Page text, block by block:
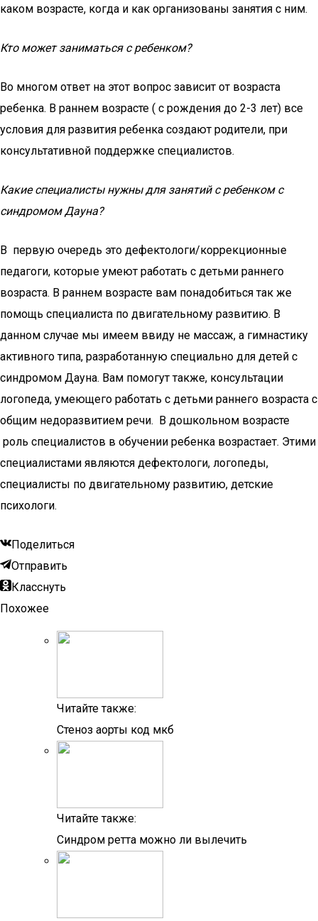
каком возрасте, когда и как организованы занятия с ним.
Кто может заниматься с ребенком?
Во многом ответ на этот вопрос зависит от возраста
ребенка. В раннем возрасте ( с рождения до 2-3 лет) все
условия для развития ребенка создают родители, при
консультативной поддержке специалистов.
Какие специалисты нужны для занятий с ребенком с
синдромом Дауна?
В первую очередь это дефектологи/коррекционные
педагоги, которые умеют работать с детьми раннего
возраста. В раннем возрасте вам понадобиться так же
помощь специалиста по двигательному развитию. В
данном случае мы имеем ввиду не массаж, а гимнастику
активного типа, разработанную специально для детей с
синдромом Дауна. Вам помогут также, консультации
логопеда, умеющего работать с детьми раннего возраста с
общим недоразвитием речи. В дошкольном возрасте
роль специалистов в обучении ребенка возрастает. Этими
специалистами являются дефектологи, логопеды,
специалисты по двигательному развитию, детские
психологи.
Поделиться
Отправить
Класснуть
Похожее
Читайте также:
Стеноз аорты код мкб
Читайте также:
Синдром ретта можно ли вылечить